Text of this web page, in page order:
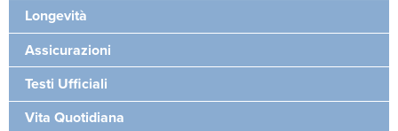
Longevità
Assicurazioni
Testi Ufficiali
Vita Quotidiana